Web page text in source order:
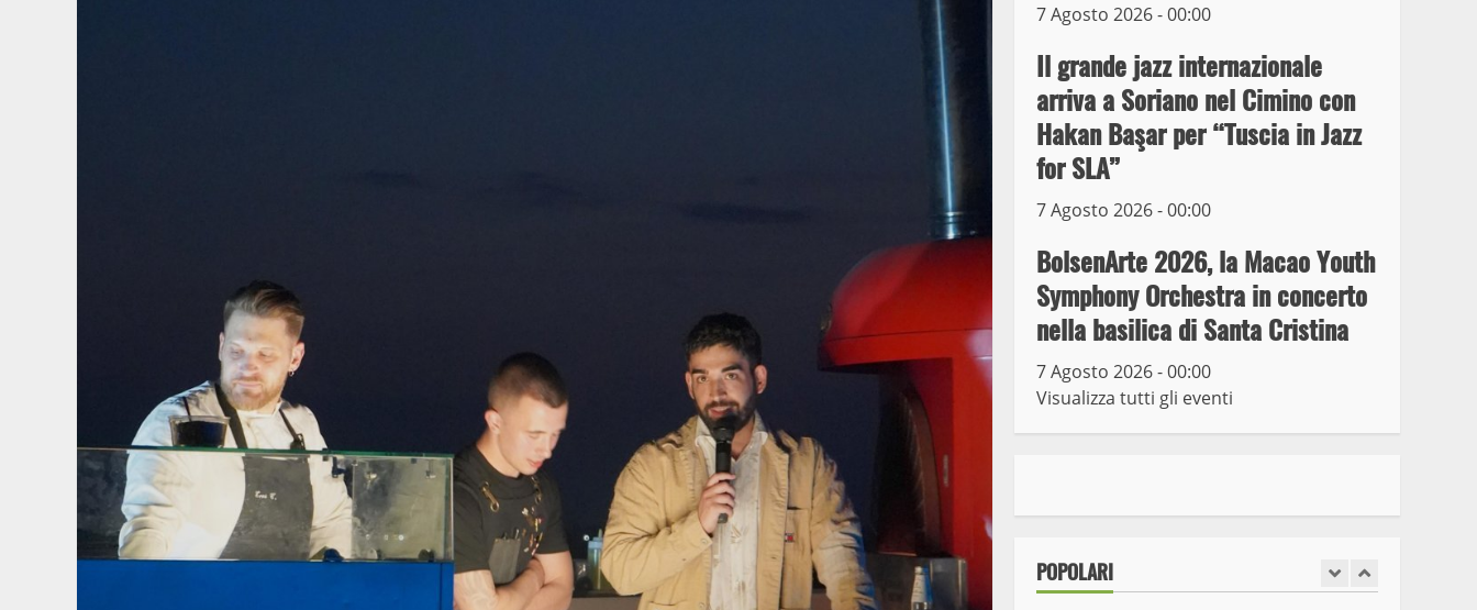
7 Agosto 2026 - 00:00
Il grande jazz internazionale
arriva a Soriano nel Cimino con
Hakan Başar per “Tuscia in Jazz
for SLA”
7 Agosto 2026 - 00:00
BolsenArte 2026, la Macao Youth
Symphony Orchestra in concerto
nella basilica di Santa Cristina
7 Agosto 2026 - 00:00
Visualizza tutti gli eventi
POPOLARI
5
Prorogata la mostra dei
bozzetti di Michelangelo
Buonarroti ospitata al
Museo dei Portici
19 Gennaio 2023
6
trasferimento capolinea al
17 giugno
15 Giugno 2023
7
Giochi Sportivi
Studenteschi di Atletica a
Viterbo
10 Maggio 2023
fini di spaccio di sostanze